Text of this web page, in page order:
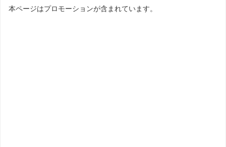
本ページはプロモーションが含まれています。